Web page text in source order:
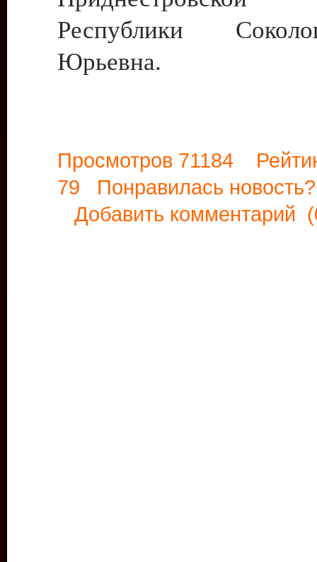
Республики
Юрьевна.
Просмотров 71184
79 Понравилась
Добавить комментарий